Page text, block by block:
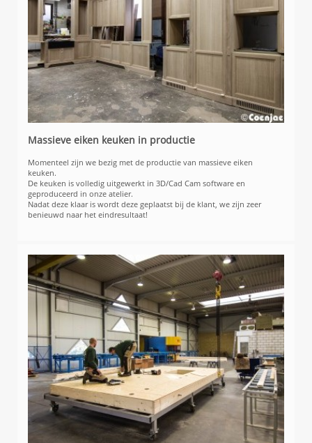
Massieve eiken keuken in productie
Momenteel zijn we bezig met de productie van massieve eiken
keuken.
De keuken is volledig uitgewerkt in 3D/Cad Cam software en
geproduceerd in onze atelier.
Nadat deze klaar is wordt deze geplaatst bij de klant, we zijn zeer
benieuwd naar het eindresultaat!